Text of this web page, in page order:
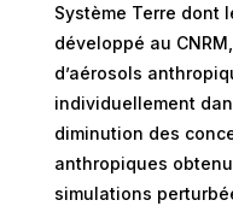
Système Terre dont
développé au
d’aérosols
individuellement
diminution des
anthropiques
simulations